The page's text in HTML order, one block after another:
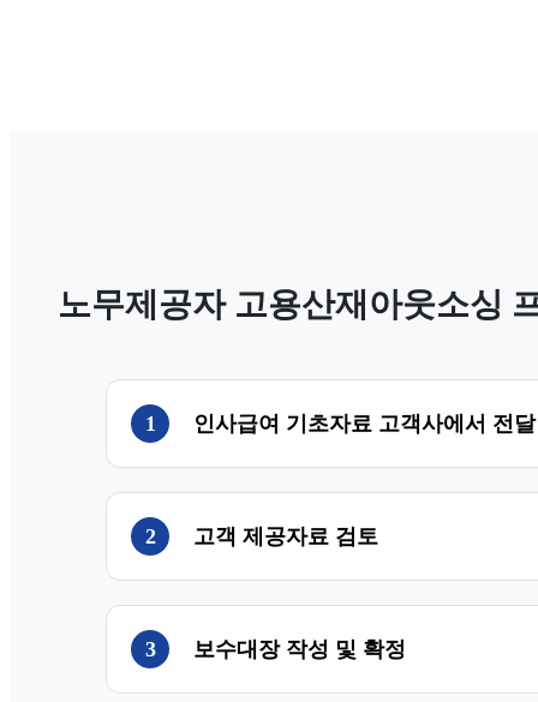
노무제공자 고용산재아웃소싱
1 인사급여 기초자료 고객사에서 전달
2 고객 제공자료 검토
3 보수대장 작성 및 확정